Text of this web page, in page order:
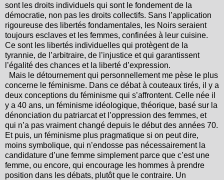
sont les droits individuels qui sont le fondement de la
démocratie, non pas les droits collectifs. Sans l’application
rigoureuse des libertés fondamentales, les Noirs seraient
toujours esclaves et les femmes, confinées à leur cuisine.
Ce sont les libertés individuelles qui protègent de la
tyrannie, de l’arbitraire, de l’injustice et qui garantissent
l’égalité des chances et la liberté d’expression.
Mais le détournement qui personnellement me pèse le plus
concerne le féminisme. Dans ce débat à couteaux tirés, il y a
deux conceptions du féminisme qui s’affrontent. Celle née il
y a 40 ans, un féminisme idéologique, théorique, basé sur la
dénonciation du patriarcat et l’oppression des femmes, et
qui n’a pas vraiment changé depuis le début des années 70.
Et puis, un féminisme plus pragmatique si on peut dire,
moins symbolique, qui n’endosse pas nécessairement la
candidature d’une femme simplement parce que c’est une
femme, ou encore, qui encourage les hommes à prendre
position dans les débats, plutôt que le contraire. Un